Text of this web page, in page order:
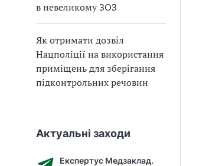
в невеликому ЗОЗ
Як отримати дозвіл
Нацполіції на використання
приміщень для зберігання
підконтрольних речовин
Актуальні заходи
Експертус Медзаклад.